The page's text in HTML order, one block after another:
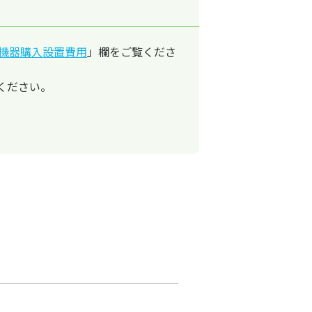
器購入設置費用 」欄をご覧くださ
さい。